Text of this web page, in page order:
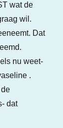
wat de
wil.
Dat
nu weet-
.
dat